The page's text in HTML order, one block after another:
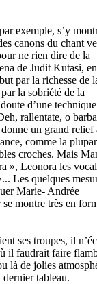
exemple, s’y
canons du chant
ne rien dire de la
de Judit Kutasi, en
par la richesse de
la sobriété de la
d’une technique
rallentate, o
un grand relief
comme la
croches. Mais
», Leonora les
Les quelques
Marie‑ Andrée
montre très en
ses troupes, il
il faudrait faire
là de jolies
tableau.